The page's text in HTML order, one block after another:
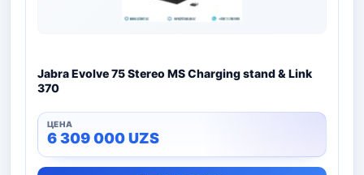
Jabra Evolve 75 Stereo MS Charging stand & Link
370
6 309 000UZS